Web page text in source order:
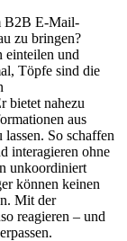
B2B E-Mail-
zu bringen?
einteilen und
Töpfe sind die
bietet nahezu
aus
So schaffen
interagieren ohne
unkoordiniert
können keinen
Mit der
reagieren – und